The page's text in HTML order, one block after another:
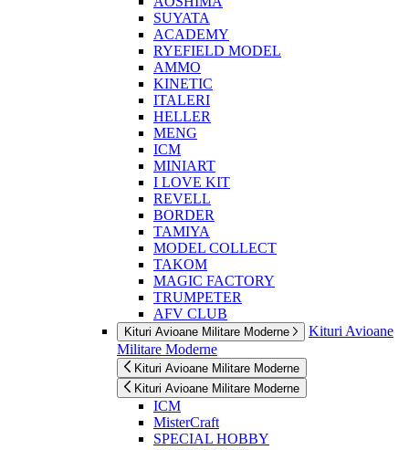
SUYATA
ACADEMY
RYEFIELD MODEL
AMMO
KINETIC
ITALERI
HELLER
MENG
ICM
MINIART
I LOVE KIT
REVELL
BORDER
TAMIYA
MODEL COLLECT
TAKOM
MAGIC FACTORY
TRUMPETER
AFV CLUB
Kituri Avioane Militare Moderne
Kituri Avioane
Militare Moderne
Kituri Avioane Militare Moderne
Kituri Avioane Militare Moderne
ICM
MisterCraft
SPECIAL HOBBY